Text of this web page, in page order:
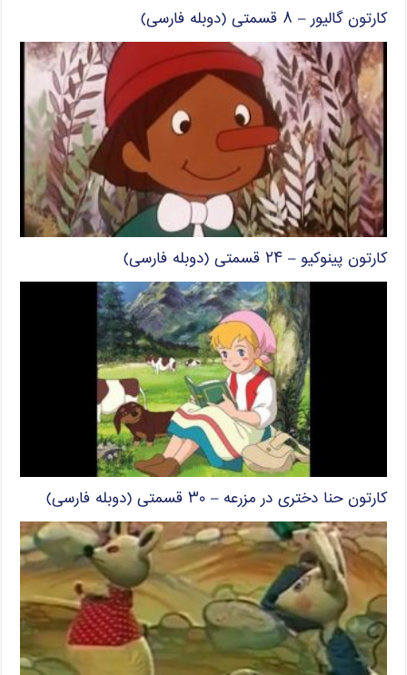
کارتون گالیور – ۸ قسمتی (دوبله فارسی)
کارتون پینوکیو – ۲۴ قسمتی (دوبله فارسی)
کارتون حنا دختری در مزرعه – ۳۰ قسمتی (دوبله فارسی)